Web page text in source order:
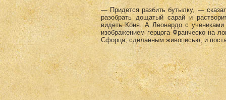
— Придется разбить бутылку, —
разо­брать дощатый сарай и
видеть Коня. А Лео­нардо с
изображением герцога Франческо на
Сфорца, сделанным живописью, и